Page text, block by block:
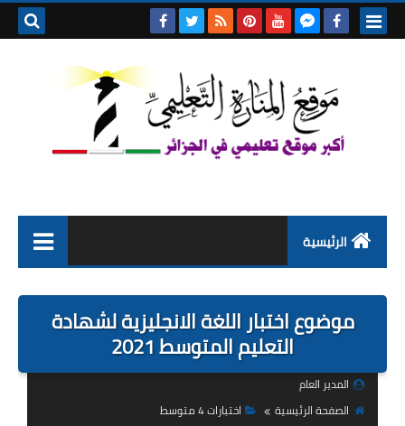
الرئيسية
التربية التحضيرية
السنة الاولى ابتدائي
السنة الثانية ابتدائي
موضوع اختبار اللغة الانجليزية لشهادة
التعليم المتوسط 2021
المدير العام
الصفحة الرئيسية
اختبارات 4 متوسط